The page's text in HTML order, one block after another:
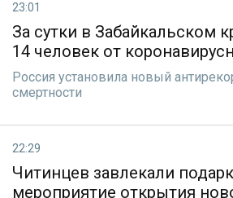
23:01
За сутки в Забайкальском
14 человек от
Россия установила новый
смертности
22:29
Читинцев завлекали
мероприятие открытия